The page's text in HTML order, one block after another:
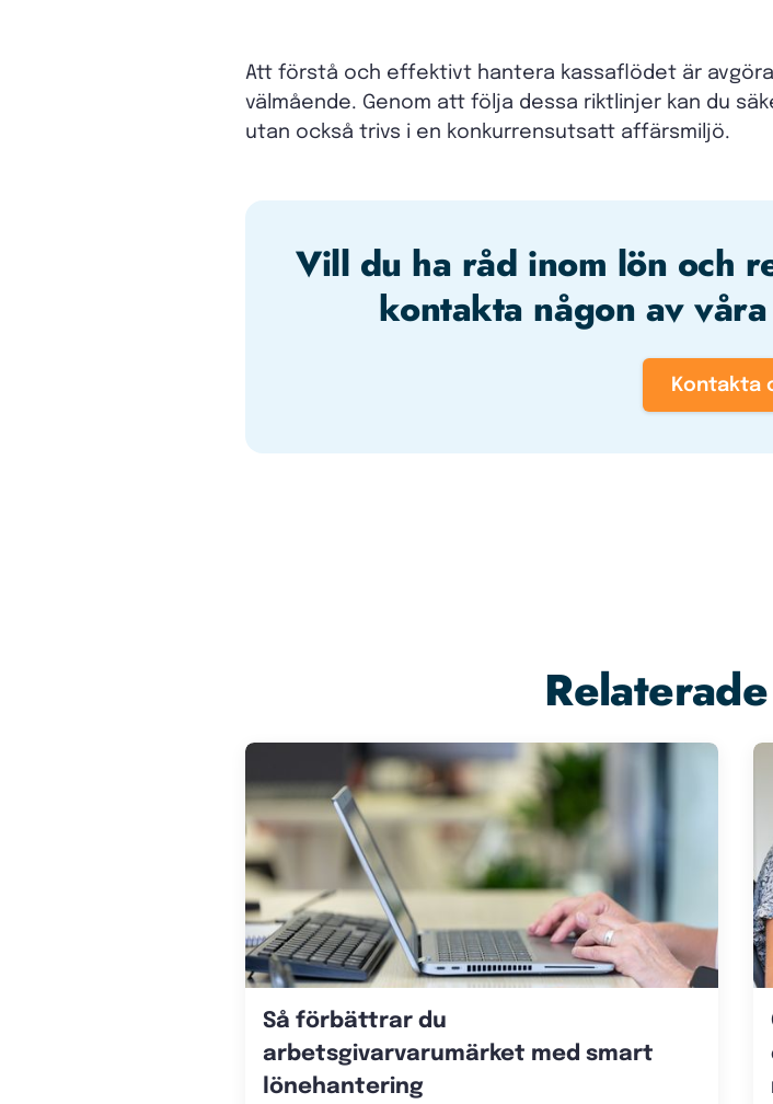
Att förstå och effektivt hantera kassaflödet är
välmående. Genom att följa dessa riktlinjer kan du
utan också trivs i en konkurrensutsatt affärsmiljö.
Vill du ha råd inom lön och
kontakta någon av
Kontakta
Så förbättrar du
arbetsgivarvarumärket med smart
lönehantering